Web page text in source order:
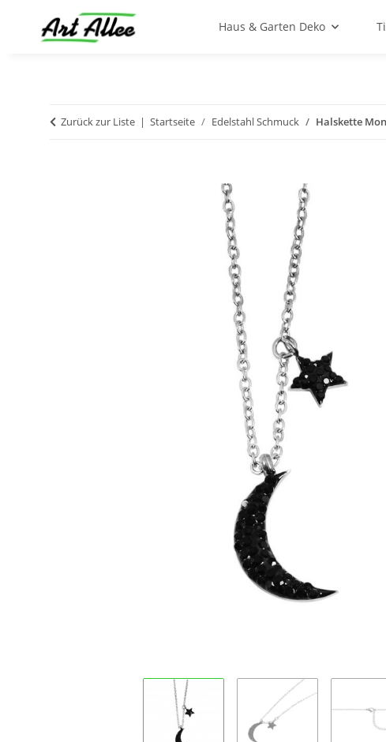
Haus & Garten Deko
Zurück zur Liste Startseite Edelstahl Schmuck Halskette